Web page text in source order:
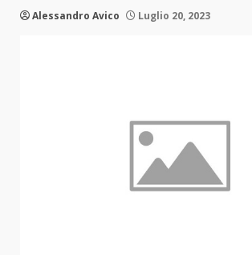
Alessandro Avico Luglio 20, 2023